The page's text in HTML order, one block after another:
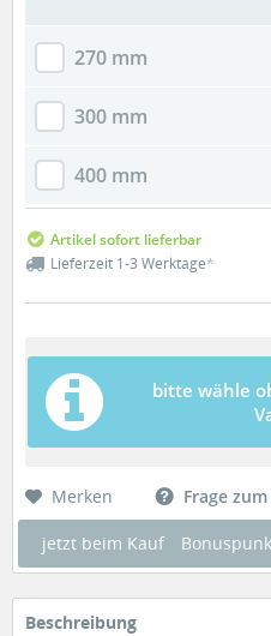
270 mm
300 mm
400 mm
Artikel sofort lieferbar
Lieferzeit 1-3 Werktage*
bitte wähle
Merken Frage
jetzt beim Kauf
Beschreibung